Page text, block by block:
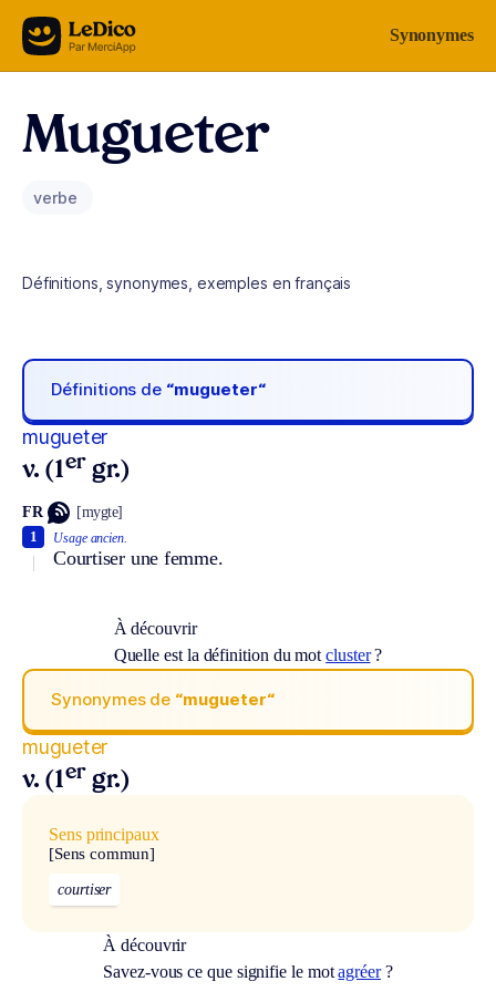
Aller au contenu Synonymes
Mugueter
verbe
Définitions, synonymes, exemples en français
Définitions de “mugueter“
mugueter
v. (1er gr.)
FR [mygte]
Usage ancien.
Courtiser une femme.
1
À découvrir
Quelle est la définition du motcluster?
Synonymes de “mugueter“
mugueter
v. (1er gr.)
Sens principaux
[Sens commun]
courtiser
À découvrir
Savez-vous ce que signifie le motagréer?